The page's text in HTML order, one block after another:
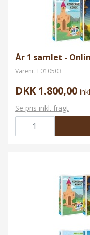
År 1 samlet -
Varenr. E010503
DKK 1.800,00
Se pris inkl. fragt